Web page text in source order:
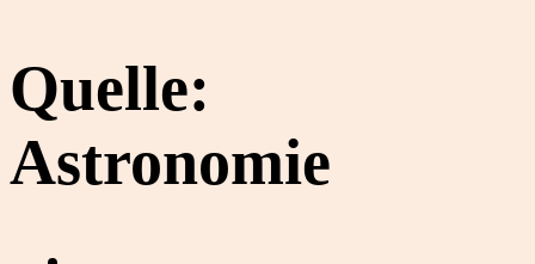
Quelle:
Astronomie